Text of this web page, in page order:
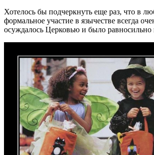
Хотелось бы подчеркнуть еще раз, что в
формальное участие в язычестве всегда
осуждалось Церковью и было равносильно